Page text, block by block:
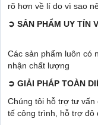
rõ hơn về lí do vì sao
➲ SẢN PHẨM
Các sản phẩm luôn có
nhận chất lượng
➲ GIẢI PHÁP TOÀN
Chúng tôi hỗ trợ tư
tế công trình, hỗ trợ đô